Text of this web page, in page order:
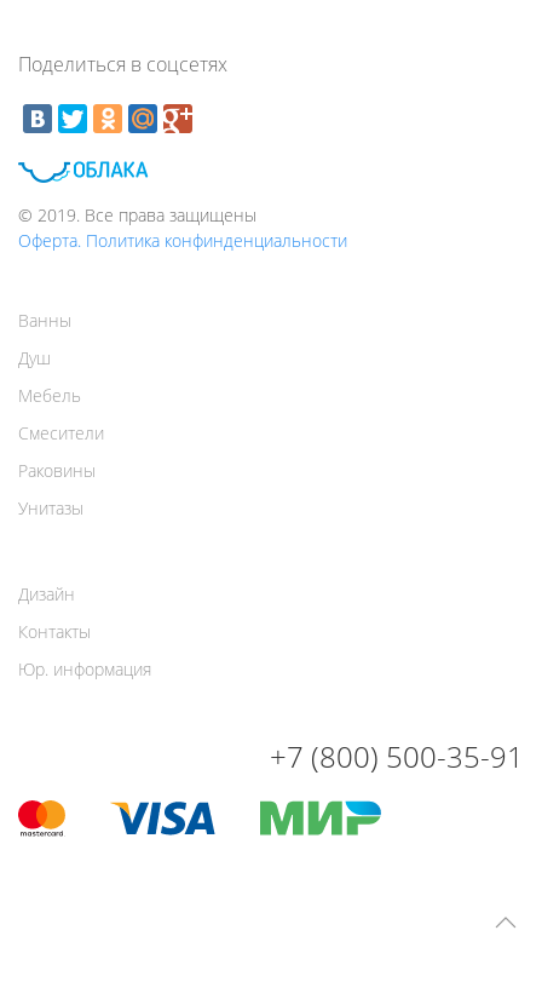
Поделиться в соцсетях
© 2019. Все права защищены
Оферта. Политика конфинденциальности
Ванны
Душ
Мебель
Смесители
Раковины
Унитазы
Дизайн
Контакты
Юр. информация
+7 (800) 500-35-91